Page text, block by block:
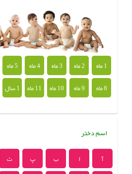
1 ماه 2 ماه 3 ماه 4 ماه 5 ماه
8 ماه
9 ماه 10 ماه 11 ماه 1 سال
اسم دختر
آ ا ب پ ت